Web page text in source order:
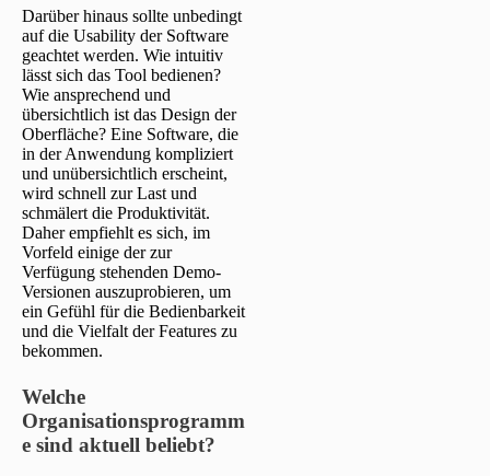
Darüber hinaus sollte unbedingt
auf die Usability der Software
geachtet werden. Wie intuitiv
lässt sich das Tool bedienen?
Wie ansprechend und
übersichtlich ist das Design der
Oberfläche? Eine Software, die
in der Anwendung kompliziert
und unübersichtlich erscheint,
wird schnell zur Last und
schmälert die Produktivität.
Daher empfiehlt es sich, im
Vorfeld einige der zur
Verfügung stehenden Demo-
Versionen auszuprobieren, um
ein Gefühl für die Bedienbarkeit
und die Vielfalt der Features zu
bekommen.
Welche
Organisationsprogramm
e sind aktuell beliebt?